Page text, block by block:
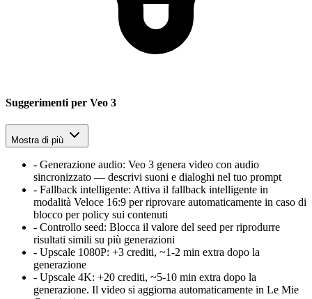
Suggerimenti per Veo 3
Mostra di più
- Generazione audio: Veo 3 genera video con audio
sincronizzato — descrivi suoni e dialoghi nel tuo prompt
- Fallback intelligente: Attiva il fallback intelligente in
modalità Veloce 16:9 per riprovare automaticamente in caso di
blocco per policy sui contenuti
- Controllo seed: Blocca il valore del seed per riprodurre
risultati simili su più generazioni
- Upscale 1080P: +3 crediti, ~1-2 min extra dopo la
generazione
- Upscale 4K: +20 crediti, ~5-10 min extra dopo la
generazione. Il video si aggiorna automaticamente in Le Mie